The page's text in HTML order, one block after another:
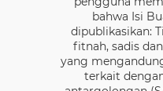
bahwa Isi
dipublikasikan:
fitnah, sadis
yang
terkait